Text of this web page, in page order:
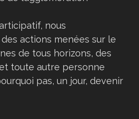
nous
actions menées sur le
de tous horizons, des
toute autre personne
pas, un jour, devenir